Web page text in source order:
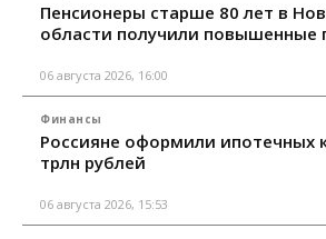
Пенсионеры старше 80 лет в
области получили повышенные
06 августа 2026, 16:00
Финансы
Россияне оформили ипотечных
трлн рублей
06 августа 2026, 15:53